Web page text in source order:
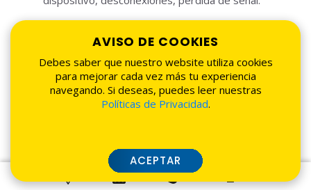
acceso a su sim card.
: Mensajes personalizados dirigidos a
Métodos de prevención:
AVISO DE COOKIES
Debes saber que nuestro website utiliza cookies
para mejorar cada vez más tu experiencia
navegando. Si deseas, puedes leer nuestras
Políticas de Privacidad.
ACEPTAR